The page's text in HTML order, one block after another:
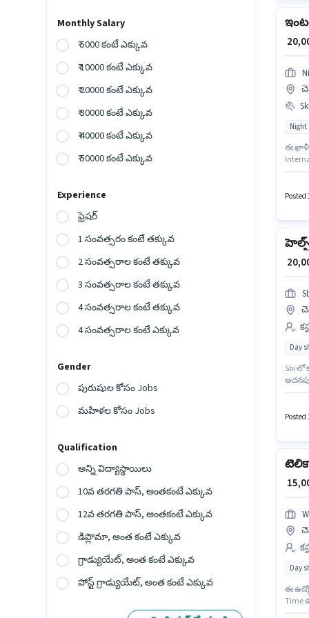
Monthly Salary
₹ 5000 కంటే ఎక్కువ
₹ 10000 కంటే ఎక్కువ
₹ 20000 కంటే ఎక్కువ
₹ 30000 కంటే ఎక్కువ
₹ 40000 కంటే ఎక్కువ
₹ 50000 కంటే ఎక్కువ
Experience
ఫ్రెషర్
1 సంవత్సరం కంటే తక్కువ
2 సంవత్సరాల కంటే తక్కువ
3 సంవత్సరాల కంటే తక్కువ
4 సంవత్సరాల కంటే తక్కువ
4 సంవత్సరాల కంటే ఎక్కువ
Gender
పురుషుల కోసం Jobs
మహిళల కోసం Jobs
Qualification
అన్ని విద్యాస్థాయిలు
10వ తరగతి పాస్, అంతకంటే ఎక్కువ
12వ తరగతి పాస్, అంతకంటే ఎక్కువ
డిప్లొమా, అంత కంటే ఎక్కువ
గ్రాడ్యుయేట్, అంత కంటే ఎక్కువ
పోస్ట్ గ్రాడ్యుయేట్, అంత కంటే ఎక్కువ
₹
ఈ ఖాళీ
Posted
₹
Day
Sbi లో
Posted
₹
Day
ఈ
Time